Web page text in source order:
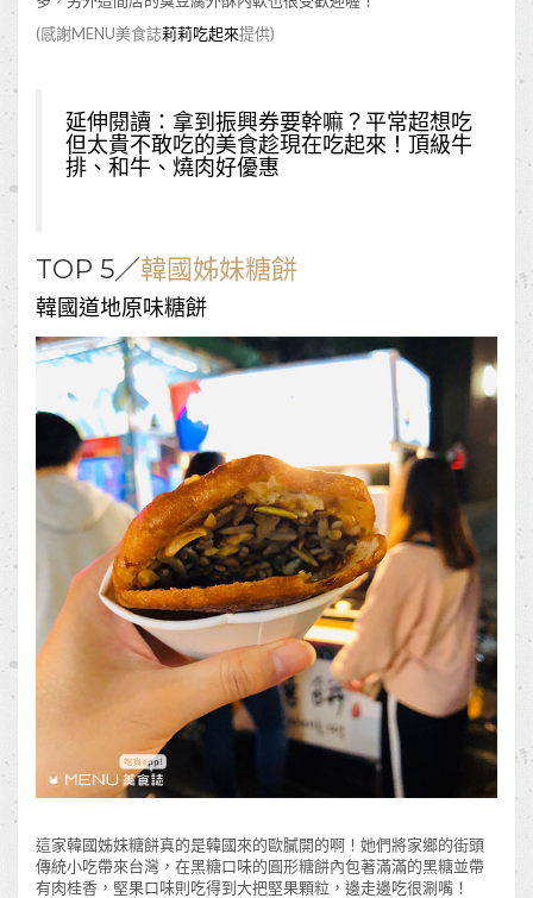
(感謝MENU美食誌莉莉吃起來提供)
延伸閱讀： 拿到振興券要幹嘛？平常超想吃
但太貴不敢吃的美食趁現在吃起來！頂級牛
排、和牛、燒肉好優惠
TOP 5／韓國姊妹糖餅
韓國道地原味糖餅
這家韓國姊妹糖餅真的是韓國來的歐膩開的啊！她們將家鄉的街頭
傳統小吃帶來台灣，在黑糖口味的圓形糖餅內包著滿滿的黑糖並帶
有肉桂香，堅果口味則吃得到大把堅果顆粒，邊走邊吃很涮嘴！